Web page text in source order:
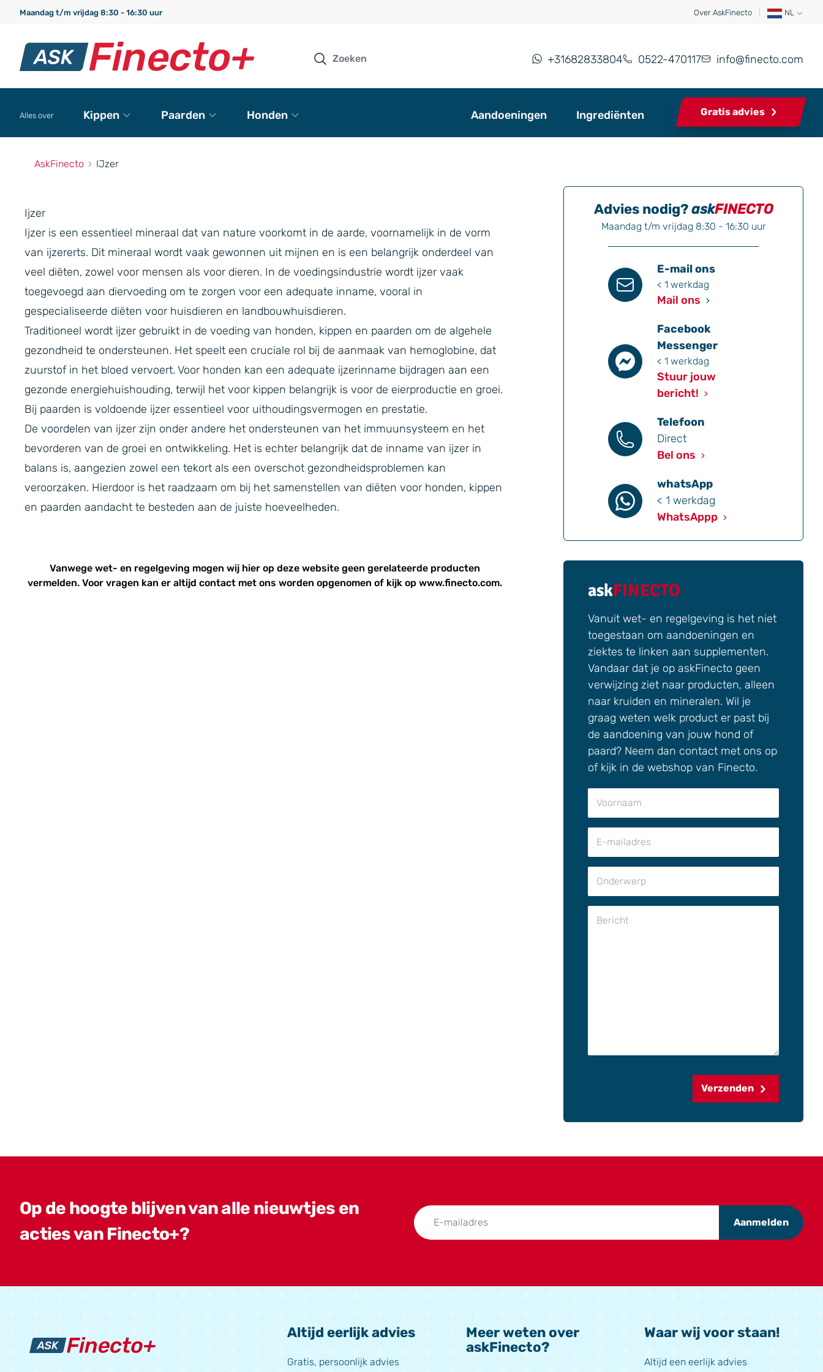
Maandag t/m vrijdag 8:30 - 16:30 uur Over AskFinecto NL
+31682833804 0522-470117 info@finecto.com
Alles over Kippen Paarden Honden Aandoeningen Ingrediënten Gratis advies
AskFinecto IJzer
Ijzer
Ijzer is een essentieel mineraal dat van nature voorkomt in de aarde, voornamelijk in de vorm
van ijzererts. Dit mineraal wordt vaak gewonnen uit mijnen en is een belangrijk onderdeel van
veel diëten, zowel voor mensen als voor dieren. In de voedingsindustrie wordt ijzer vaak
toegevoegd aan diervoeding om te zorgen voor een adequate inname, vooral in
gespecialiseerde diëten voor huisdieren en landbouwhuisdieren.
Traditioneel wordt ijzer gebruikt in de voeding van honden, kippen en paarden om de algehele
gezondheid te ondersteunen. Het speelt een cruciale rol bij de aanmaak van hemoglobine, dat
zuurstof in het bloed vervoert. Voor honden kan een adequate ijzerinname bijdragen aan een
gezonde energiehuishouding, terwijl het voor kippen belangrijk is voor de eierproductie en groei.
Bij paarden is voldoende ijzer essentieel voor uithoudingsvermogen en prestatie.
De voordelen van ijzer zijn onder andere het ondersteunen van het immuunsysteem en het
bevorderen van de groei en ontwikkeling. Het is echter belangrijk dat de inname van ijzer in
balans is, aangezien zowel een tekort als een overschot gezondheidsproblemen kan
veroorzaken. Hierdoor is het raadzaam om bij het samenstellen van diëten voor honden, kippen
en paarden aandacht te besteden aan de juiste hoeveelheden.
Vanwege wet- en regelgeving mogen wij hier op deze website geen gerelateerde producten
vermelden. Voor vragen kan er altijd contactmet ons worden opgenomen of kijk op www.finecto.com.
Advies nodig?askFINECTO
Maandag t/m vrijdag 8:30 - 16:30 uur
E-mail ons
< 1 werkdag
Mail ons
Facebook
Messenger
< 1 werkdag
Stuur jouw
bericht!
Telefoon
Direct
Bel ons
whatsApp
< 1 werkdag
WhatsAppp
askFINECTO
Vanuit wet- en regelgeving is het niet
toegestaan om aandoeningen en
ziektes te linken aan supplementen.
Vandaar dat je op askFinecto geen
verwijzing ziet naar producten, alleen
naar kruiden en mineralen. Wil je
graag weten welk product er past bij
de aandoening van jouw hond of
paard? Neem dan contact met ons op
of kijk in de webshop van Finecto.
Verzenden
Op de hoogte blijven van alle nieuwtjes en
acties van Finecto+?
Aanmelden
Altijd eerlijk advies
Gratis, persoonlijk advies
Meer weten over
askFinecto?
Waar wij voor staan!
Altijd een eerlijk advies